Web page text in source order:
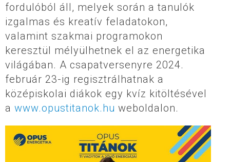
fordulóból áll, melyek során a tanulók
izgalmas és kreatív feladatokon,
valamint szakmai programokon
keresztül mélyülhetnek el az energetika
világában. A csapatversenyre 2024.
február 23-ig regisztrálhatnak a
középiskolai diákok egy kvíz kitöltésével
a www.opustitanok.hu weboldalon.